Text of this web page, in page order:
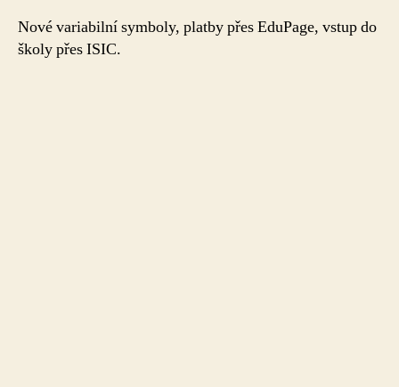
Nové variabilní symboly, platby přes EduPage, vstup do
školy přes ISIC.